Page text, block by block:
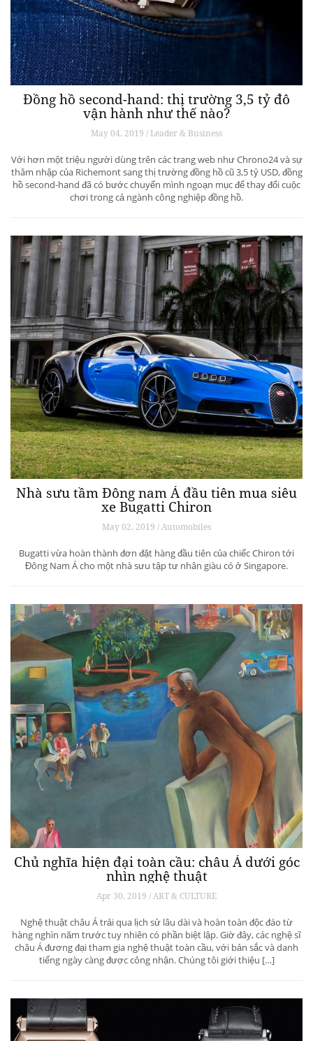
Đồng hồ second-hand: thị trường 3,5 tỷ đô
vận hành như thế nào?
May 04, 2019 / Leader & Business
Với hơn một triệu người dùng trên các trang web như Chrono24 và sự
thâm nhập của Richemont sang thị trường đồng hồ cũ 3,5 tỷ USD, đồng
hồ second-hand đã có bước chuyển mình ngoạn mục để thay đổi cuộc
chơi trong cả ngành công nghiệp đồng hồ.
Nhà sưu tầm Đông nam Á đầu tiên mua siêu
xe Bugatti Chiron
May 02, 2019 / Automobiles
Bugatti vừa hoàn thành đơn đặt hàng đầu tiên của chiếc Chiron tới
Đông Nam Á cho một nhà sưu tập tư nhân giàu có ở Singapore.
Chủ nghĩa hiện đại toàn cầu: châu Á dưới góc
nhìn nghệ thuật
Apr 30, 2019 / ART & CULTURE
Nghệ thuật châu Á trải qua lịch sử lâu dài và hoàn toàn độc đáo từ
hàng nghìn năm trước tuy nhiên có phần biệt lập. Giờ đây, các nghệ sĩ
châu Á đương đại tham gia nghệ thuật toàn cầu, với bản sắc và danh
tiếng ngày càng được công nhận. Chúng tôi giới thiệu […]